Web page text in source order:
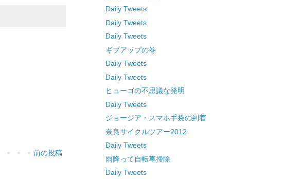
前の投稿
Daily Tweets
Daily Tweets
Daily Tweets
ギブアップの巻
Daily Tweets
Daily Tweets
ヒューゴの不思議な発明
Daily Tweets
ジョージア・スマホ手袋の到着
奈良サイクルツアー2012
Daily Tweets
雨降って自転車掃除
Daily Tweets